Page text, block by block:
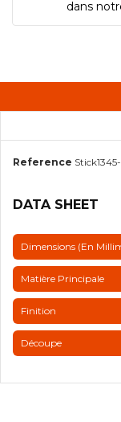
dans
Reference
DATA SHEET
Dimensions (en
Matière Principale
Finition
Découpe